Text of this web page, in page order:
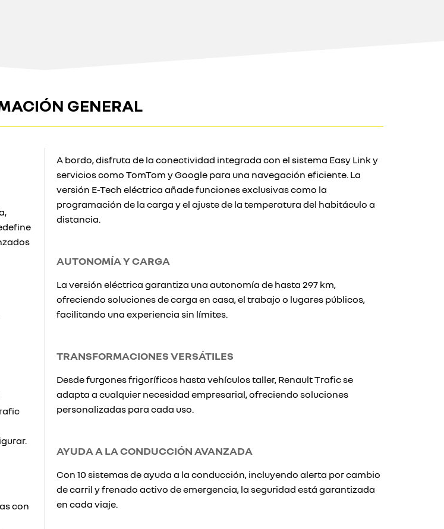
GENERAL
con
A bordo, disfruta de la conectividad integrada con el sistema Easy Link y
servicios como TomTom y Google para una navegación eficiente. La
versión E-Tech eléctrica añade funciones exclusivas como la
programación de la carga y el ajuste de la temperatura del habitáculo a
distancia.
AUTONOMÍA Y CARGA
La versión eléctrica garantiza una autonomía de hasta 297 km,
ofreciendo soluciones de carga en casa, el trabajo o lugares públicos,
facilitando una experiencia sin límites.
TRANSFORMACIONES VERSÁTILES
Desde furgones frigoríficos hasta vehículos taller, Renault Trafic se
adapta a cualquier necesidad empresarial, ofreciendo soluciones
personalizadas para cada uso.
AYUDA A LA CONDUCCIÓN AVANZADA
Con 10 sistemas de ayuda a la conducción, incluyendo alerta por cambio
de carril y frenado activo de emergencia, la seguridad está garantizada
en cada viaje.